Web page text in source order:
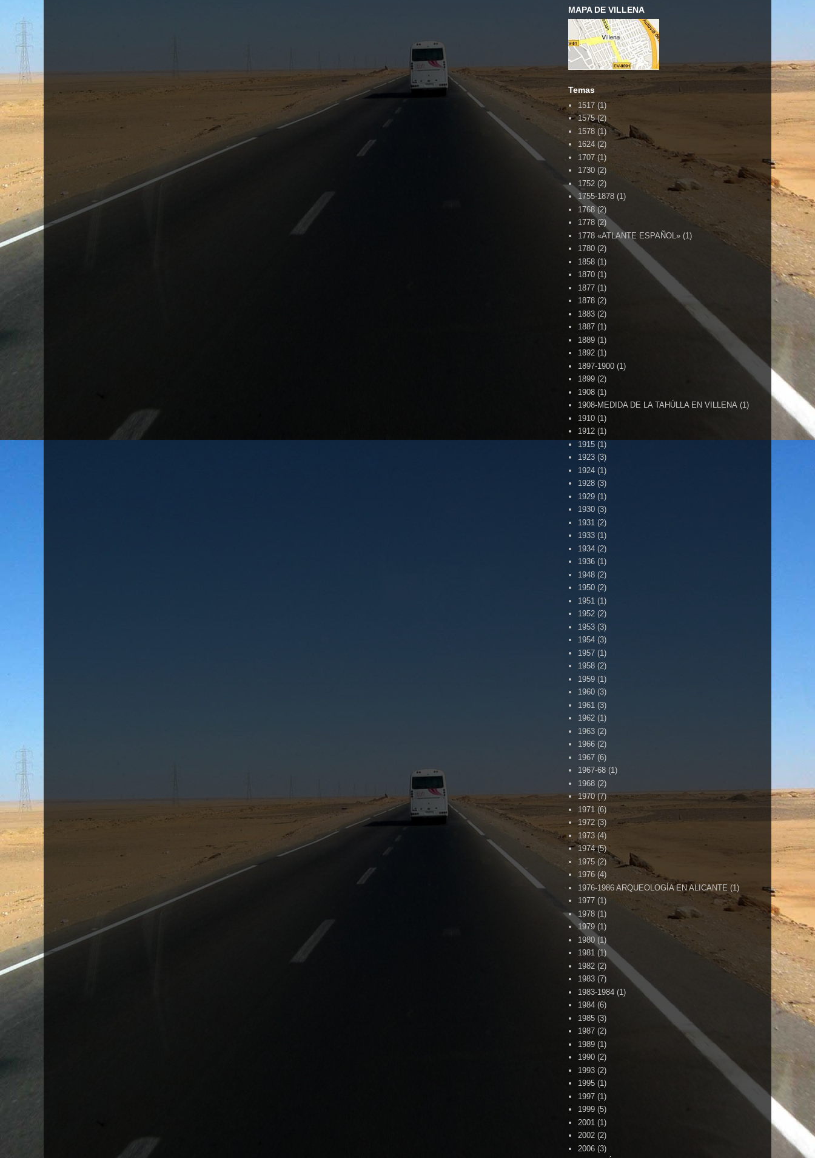
MAPA DE VILLENA
Temas
1517 (1)
1575 (2)
1578 (1)
1624 (2)
1707 (1)
1730 (2)
1752 (2)
1755-1878 (1)
1768 (2)
1778 (2)
1778 «ATLANTE ESPAÑOL» (1)
1780 (2)
1858 (1)
1870 (1)
1877 (1)
1878 (2)
1883 (2)
1887 (1)
1889 (1)
1892 (1)
1897-1900 (1)
1899 (2)
1908 (1)
1908-MEDIDA DE LA TAHÚLLA EN VILLENA (1)
1910 (1)
1912 (1)
1915 (1)
1923 (3)
1924 (1)
1928 (3)
1929 (1)
1930 (3)
1931 (2)
1933 (1)
1934 (2)
1936 (1)
1948 (2)
1950 (2)
1951 (1)
1952 (2)
1953 (3)
1954 (3)
1957 (1)
1958 (2)
1959 (1)
1960 (3)
1961 (3)
1962 (1)
1963 (2)
1966 (2)
1967 (6)
1967-68 (1)
1968 (2)
1970 (7)
1971 (6)
1972 (3)
1973 (4)
1974 (5)
1975 (2)
1976 (4)
1976-1986 ARQUEOLOGÍA EN ALICANTE (1)
1977 (1)
1978 (1)
1979 (1)
1980 (1)
1981 (1)
1982 (2)
1983 (7)
1983-1984 (1)
1984 (6)
1985 (3)
1987 (2)
1989 (1)
1990 (2)
1993 (2)
1995 (1)
1997 (1)
1999 (5)
2001 (1)
2002 (2)
2006 (3)